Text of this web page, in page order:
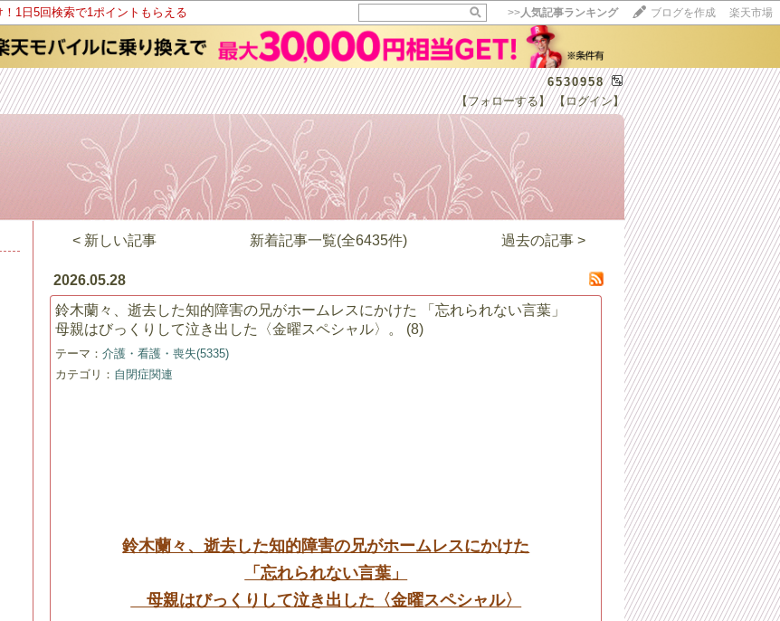
1日5回検索で1ポイントもらえる >>人気記事ランキング ブログを作成 楽天市場
6530958
【フォローする】 【ログイン】
【毎日開催】
15記事にいいね！で1ポイント
10秒滞在
いいね! --/--
< 新しい記事 新着記事一覧(全6435件) 過去の記事 >
2026.05.28
鈴木蘭々、逝去した知的障害の兄がホームレスにかけた 「忘れられない言葉」
母親はびっくりして泣き出した〈金曜スペシャル〉。
(8)
テーマ：介護・看護・喪失(5335)
カテゴリ： 自閉症関連
鈴木蘭々、逝去した知的障害の兄がホームレスにかけた
「忘れられない言葉」
母親はびっくりして泣き出した〈金曜スペシャル〉